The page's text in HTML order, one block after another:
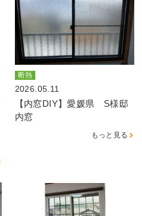
断熱
2026.05.11
【内窓DIY】愛媛県 S様邸
内窓
もっと見る